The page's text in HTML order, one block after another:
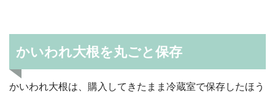
かいわれ大根を丸ごと保存
かいわれ大根は、購入してきたまま冷蔵室で保存したほう